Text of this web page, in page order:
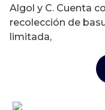
Algol y C. Cuenta
recolección de
limitada,